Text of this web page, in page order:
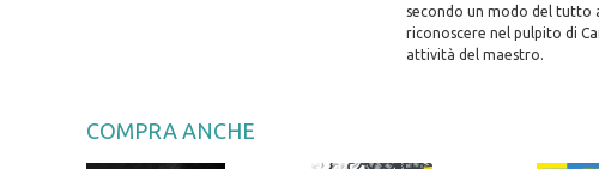
secondo un modo del tutto
riconoscere nel pulpito di
attività del maestro.
COMPRA ANCHE